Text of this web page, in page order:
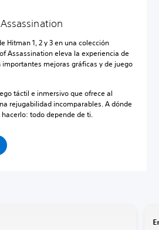
Hitman 1, 2 y 3 en una colección
Assassination eleva la experiencia de
mejoras gráficas y de juego
táctil e inmersivo que ofrece al
rejugabilidad incomparables. A dónde
todo depende de ti.